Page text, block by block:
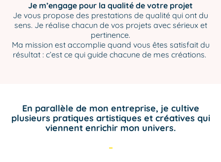
Je m’engage pour la qualité de votre projet
Je vous propose des prestations de qualité qui ont du
sens. Je réalise chacun de vos projets avec sérieux et
pertinence.
Ma mission est accomplie quand vous êtes satisfait du
résultat : c’est ce qui guide chacune de mes créations.
En parallèle de mon entreprise, je cultive
plusieurs pratiques artistiques et créatives qui
viennent enrichir mon univers.
–